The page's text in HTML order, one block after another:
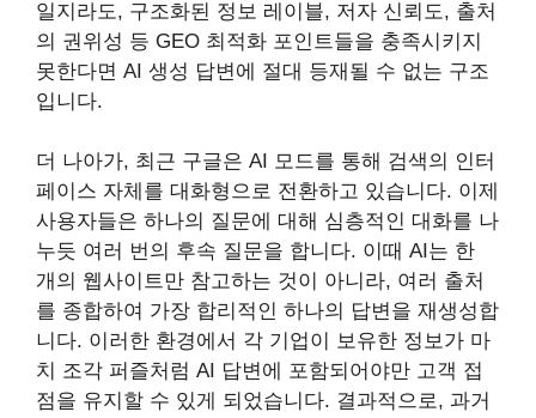
일지라도, 구조화된 정보 레이블, 저자 신뢰도, 출처
의 권위성 등 GEO 최적화 포인트들을 충족시키지
못한다면 AI 생성 답변에 절대 등재될 수 없는 구조
입니다.
더 나아가, 최근 구글은 AI 모드를 통해 검색의 인터
페이스 자체를 대화형으로 전환하고 있습니다. 이제
사용자들은 하나의 질문에 대해 심층적인 대화를 나
누듯 여러 번의 후속 질문을 합니다. 이때 AI는 한
개의 웹사이트만 참고하는 것이 아니라, 여러 출처
를 종합하여 가장 합리적인 하나의 답변을 재생성합
니다. 이러한 환경에서 각 기업이 보유한 정보가 마
치 조각 퍼즐처럼 AI 답변에 포함되어야만 고객 접
점을 유지할 수 있게 되었습니다. 결과적으로, 과거